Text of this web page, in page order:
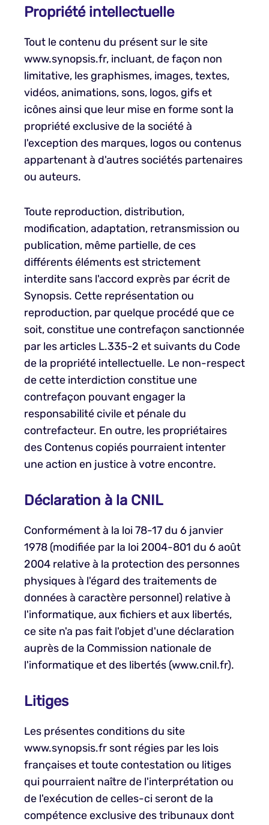
Propriété intellectuelle
Tout le contenu du présent sur le site
www.synopsis.fr, incluant, de façon non
limitative, les graphismes, images, textes,
vidéos, animations, sons, logos, gifs et
icônes ainsi que leur mise en forme sont la
propriété exclusive de la société à
l'exception des marques, logos ou contenus
appartenant à d'autres sociétés partenaires
ou auteurs.
Toute reproduction, distribution,
modification, adaptation, retransmission ou
publication, même partielle, de ces
différents éléments est strictement
interdite sans l'accord exprès par écrit de
Synopsis. Cette représentation ou
reproduction, par quelque procédé que ce
soit, constitue une contrefaçon sanctionnée
par les articles L.335-2 et suivants du Code
de la propriété intellectuelle. Le non-respect
de cette interdiction constitue une
contrefaçon pouvant engager la
responsabilité civile et pénale du
contrefacteur. En outre, les propriétaires
des Contenus copiés pourraient intenter
une action en justice à votre encontre.
Déclaration à la CNIL
Conformément à la loi 78-17 du 6 janvier
1978 (modifiée par la loi 2004-801 du 6 août
2004 relative à la protection des personnes
physiques à l'égard des traitements de
données à caractère personnel) relative à
l'informatique, aux fichiers et aux libertés,
ce site n'a pas fait l'objet d'une déclaration
auprès de la Commission nationale de
l'informatique et des libertés (www.cnil.fr).
Litiges
Les présentes conditions du site
www.synopsis.fr sont régies par les lois
françaises et toute contestation ou litiges
qui pourraient naître de l'interprétation ou
de l'exécution de celles-ci seront de la
compétence exclusive des tribunaux dont